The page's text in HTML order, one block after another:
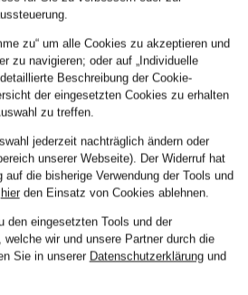
zu“ um alle Cookies zu akzeptieren und
zu navigieren; oder auf „Individuelle
Beschreibung der Cookie-
der eingesetzten Cookies zu erhalten
zu treffen.
jederzeit nachträglich ändern oder
unserer Webseite). Der Widerruf hat
die bisherige Verwendung der Tools und
hierden Einsatz von Cookies ablehnen.
den eingesetzten Tools und der
welche wir und unsere Partner durch die
Sie in unserer Datenschutzerklärungund